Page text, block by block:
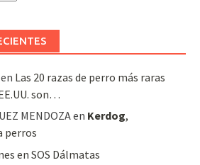
en Las 20 razas de perro más raras
son…
MENDOZAen Kerdog,
perros
en SOS Dálmatas